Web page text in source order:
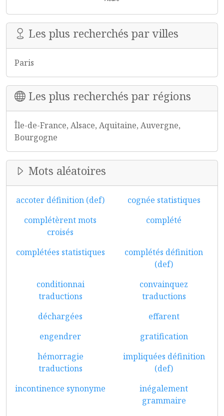
Les plus recherchés par villes
Paris
Les plus recherchés par régions
Île-de-France, Alsace, Aquitaine, Auvergne,
Bourgogne
Mots aléatoires
accoter définition (def)
cognée statistiques
complétèrent mots
croisés
complété
complétées statistiques
complétés définition
(def)
conditionnai
traductions
convainquez
traductions
déchargées
effarent
engendrer
gratification
hémorragie
traductions
impliquées définition
(def)
incontinence synonyme
inégalement
grammaire